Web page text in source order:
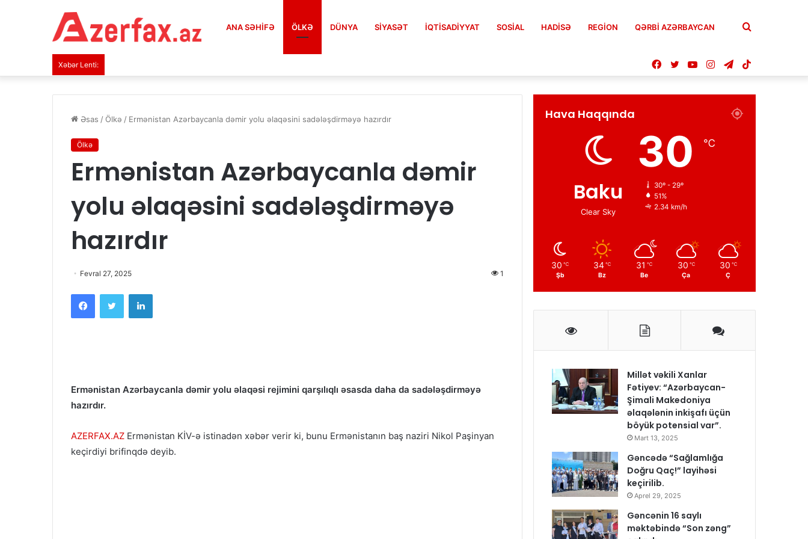
ANA SƏHIFƏ ÖLKƏ DÜNYA SIYASƏT İQTISADIYYAT SOSIAL HADISƏ REGION QƏRBİ AZƏRBAYCAN Axtar
Xəbər Lenti: Telegram
Instagram
YouTube
Twitter
Facebook
Əsas /Ölkə / Ermənistan Azərbaycanla dəmir yolu əlaqəsini sadələşdirməyə hazırdır
Ölkə
Ermənistan Azərbaycanla dəmir
yolu əlaqəsini sadələşdirməyə
hazırdır
Fevral 27, 2025 1
Ermənistan Azərbaycanla dəmir yolu əlaqəsi rejimini qarşılıqlı əsasda daha da sadələşdirməyə
hazırdır.
AZERFAX.AZ Ermənistan KİV-ə istinadən xəbər verir ki, bunu Ermənistanın baş naziri Nikol Paşinyan
keçirdiyi brifinqdə deyib.
Hava Haqqında
Baku
Clear Sky
30 ℃
30º - 29º
51%
2.34 km/h
30 ℃
Şb
34 ℃
Bz
31 ℃
Be
30 ℃
Ça
30 ℃
Ç
Millət vəkili Xanlar
Fətiyev: “Azərbaycan-
Şimali Makedoniya
əlaqələnin inkişafı üçün
böyük potensial var”.
Mart 13, 2025
Gəncədə “Sağlamlığa
Doğru Qaç!” layihəsi
keçirilib.
Aprel 29, 2025
Gəncənin 16 saylı
məktəbində “Son zəng”